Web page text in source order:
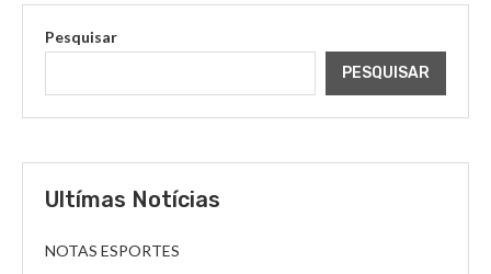
Pesquisar
PESQUISAR
Ultímas Notícias
NOTAS ESPORTES